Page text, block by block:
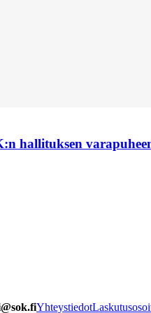
hallituksen
Yhteystiedot